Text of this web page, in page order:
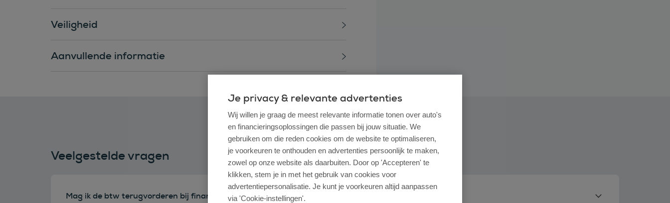
Veiligheid
Aanvullende informatie
Veelgestelde vragen
Mag ik de btw terugvorderen bij financial lease?
Je privacy & relevante advertenties
Wij willen je graag de meest relevante informatie tonen over auto's
en financieringsoplossingen die passen bij jouw situatie. We
gebruiken om die reden cookies om de website te optimaliseren,
je voorkeuren te onthouden en advertenties persoonlijk te maken,
zowel op onze website als daarbuiten. Door op 'Accepteren' te
klikken, stem je in met het gebruik van cookies voor
advertentiepersonalisatie. Je kunt je voorkeuren altijd aanpassen
via 'Cookie-instellingen'.